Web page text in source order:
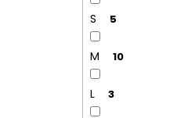
S 5
M 10
L 3